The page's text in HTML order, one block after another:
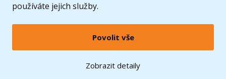
používáte jejich služby.
Povolit vše
Zobrazit detaily
© 2005 - 2026 Copyright 4kids.cz
LEGO, logo LEGO a minifigurka jsou ochrannými známkami společnosti LEGO Group. ©
2024 The LEGO Group.